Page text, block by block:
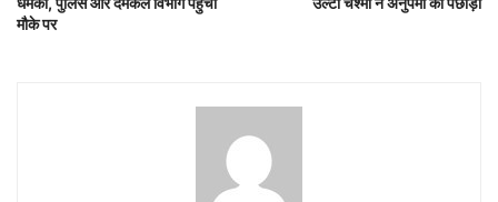
मौके पर